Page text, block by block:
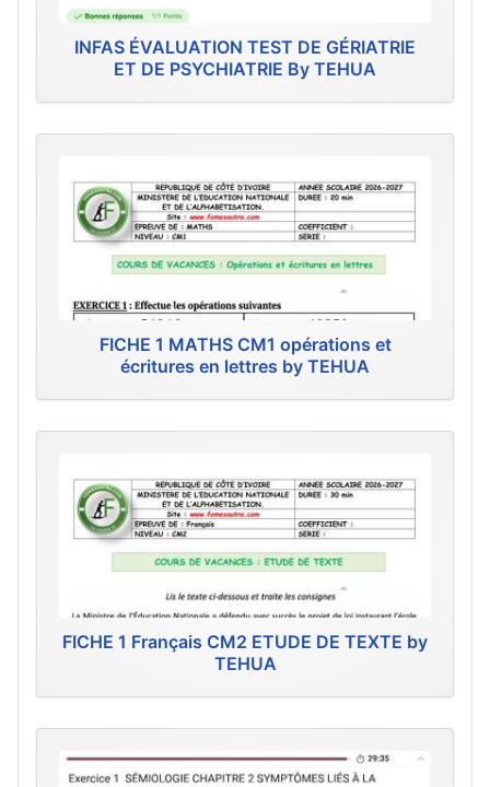
INFAS ÉVALUATION TEST DE GÉRIATRIE
ET DE PSYCHIATRIE By TEHUA
FICHE 1 MATHS CM1 opérations et
écritures en lettres by TEHUA
FICHE 1 Français CM2 ETUDE DE TEXTE by
TEHUA